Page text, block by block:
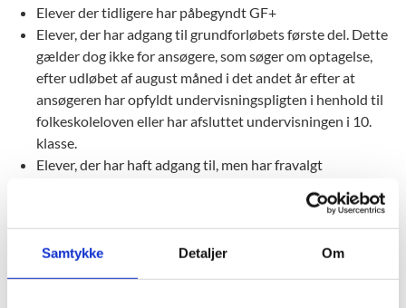
Samtykke Detaljer Om
Elever der tidligere har påbegyndt GF+
Elever, der har adgang til grundforløbets første del. Dette
gælder dog ikke for ansøgere, som søger om optagelse,
efter udløbet af august måned i det andet år efter at
ansøgeren har opfyldt undervisningspligten i henhold til
folkeskoleloven eller har afsluttet undervisningen i 10.
klasse.
Elever, der har haft adgang til, men har fravalgt
Elever, der har gennemført grundforløbets anden del,
herunder hvis dette helt eller delvist er erstattet af